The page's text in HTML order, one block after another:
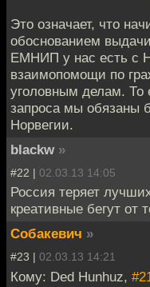
Это означает, что
обоснованием
ЕМНИП у нас есть с
взаимопомощи по
уголовным делам. То
запроса мы обязаны
Норвегии.
blackw »
#22 | 02.03.13 14:05
Россия теряет
креативные бегут от
Собакевич »
#23 | 02.03.13 14:21
Кому: Ded Hunhuz,